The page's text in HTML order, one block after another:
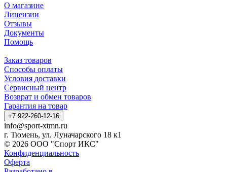
О магазине
Лицензии
Отзывы
Документы
Помощь
Заказ товаров
Способы оплаты
Условия доставки
Сервисный центр
Возврат и обмен товаров
Гарантия на товар
+7 922-260-12-16
info@sport-xtmn.ru
г. Тюмень, ул. Луначарского 18 к1
© 2026 ООО "Спорт ИКС"
Конфиденциальность
Оферта